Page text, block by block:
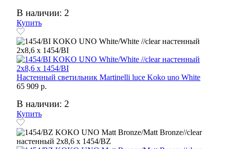
В наличии: 2
Купить
Настенный светильник Martinelli luce Koko uno White
65 909 р.
В наличии: 2
Купить